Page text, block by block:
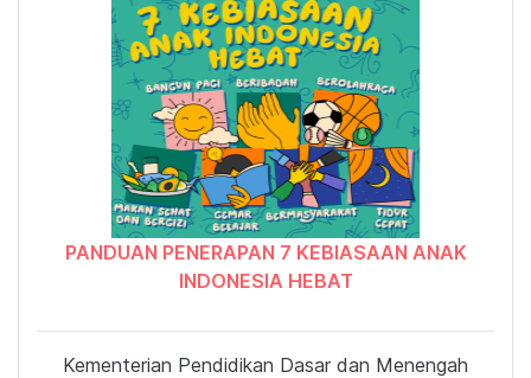
PANDUAN PENERAPAN 7 KEBIASAAN ANAK
INDONESIA HEBAT
Kementerian Pendidikan Dasar dan Menengah